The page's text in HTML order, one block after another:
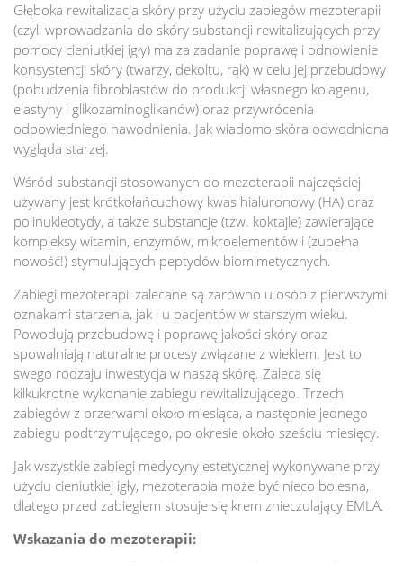
Głęboka rewitalizacja skóry przy użyciu zabiegów mezoterapii
(czyli wprowadzania do skóry substancji rewitalizujących przy
pomocy cieniutkiej igły) ma za zadanie poprawę i odnowienie
konsystencji skóry (twarzy, dekoltu, rąk) w celu jej przebudowy
(pobudzenia fibroblastów do produkcji własnego kolagenu,
elastyny i glikozaminoglikanów) oraz przywrócenia
odpowiedniego nawodnienia. Jak wiadomo skóra odwodniona
wygląda starzej.
Wśród substancji stosowanych do mezoterapii najczęściej
używany jest krótkołańcuchowy kwas hialuronowy (HA) oraz
polinukleotydy, a także substancje (tzw. koktajle) zawierające
kompleksy witamin, enzymów, mikroelementów i (zupełna
nowość!) stymulujących peptydów biomimetycznych.
Zabiegi mezoterapii zalecane są zarówno u osób z pierwszymi
oznakami starzenia, jak i u pacjentów w starszym wieku.
Powodują przebudowę i poprawę jakości skóry oraz
spowalniają naturalne procesy związane z wiekiem. Jest to
swego rodzaju inwestycja w naszą skórę. Zaleca się
kilkukrotne wykonanie zabiegu rewitalizującego. Trzech
zabiegów z przerwami około miesiąca, a następnie jednego
zabiegu podtrzymującego, po okresie około sześciu miesięcy.
Jak wszystkie zabiegi medycyny estetycznej wykonywane przy
użyciu cieniutkiej igły, mezoterapia może być nieco bolesna,
dlatego przed zabiegiem stosuje się krem znieczulający EMLA.
Wskazania do mezoterapii: